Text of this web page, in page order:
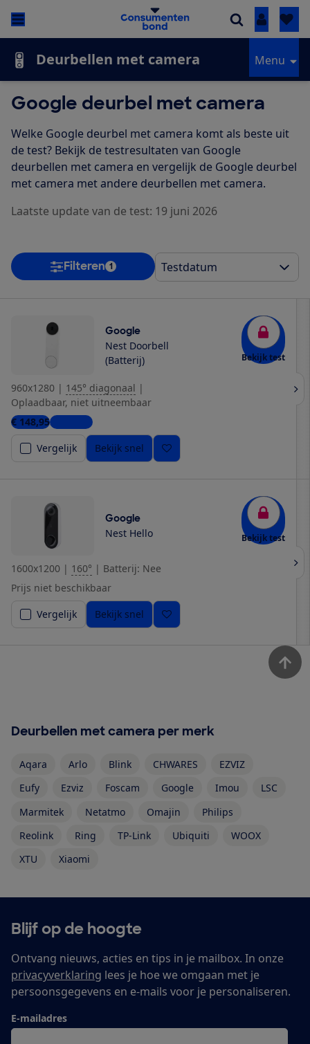
Inloggen
Deurbellen met camera Menu
Google deurbel met camera
Welke Google deurbel met camera komt als beste uit
de test? Bekijk de testresultaten van Google
deurbellen met camera en vergelijk de Google deurbel
met camera met andere deurbellen met camera.
Laatste update van de test: 19 juni 2026
Filteren 1
Google
Nest Doorbell
(Batterij)
Bekijk test
960x1280 | 145° diagonaal |
Oplaadbaar, niet uitneembaar
€ 148,953 winkels
Vergelijk
Bekijk snel
Google
Nest Hello Bekijk test
1600x1200 | 160° | Batterij: Nee
Prijs niet beschikbaar
Vergelijk
Bekijk snel
Deurbellen met camera per merk
Aqara Arlo Blink CHWARES
EZVIZ
Eufy
Ezviz Foscam Google Imou
LSC
Marmitek
Netatmo Omajin
Philips
Reolink
Ring TP-Link Ubiquiti
WOOX
XTU
Xiaomi
Blijf op de hoogte
Ontvang nieuws, acties en tips in je mailbox. In onze
privacyverklaring lees je hoe we omgaan met je
persoonsgegevens en e-mails voor je personaliseren.
E-mailadres